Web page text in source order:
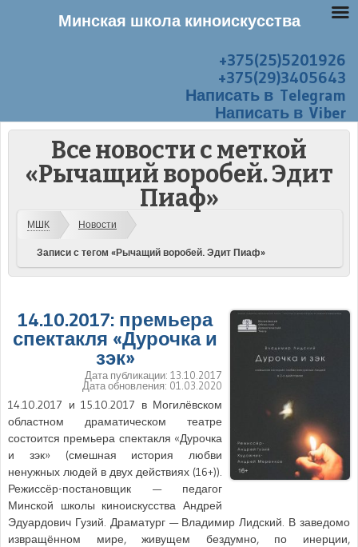
+375(25)5201926
+375(29)3405643
Написать в Telegram
Написать в Viber
Все новости с меткой
«Рычащий воробей. Эдит
Пиаф»
МШК Новости
Записи с тегом «Рычащий воробей. Эдит Пиаф»
14.10.2017: премьера
спектакля «Дурочка и
зэк»
Дата публикации: 13.10.2017
Дата обновления: 01.03.2020
14.10.2017 и 15.10.2017 в Могилёвском
областном драматическом театре
состоится премьера спектакля «Дурочка
и зэк» (смешная история любви
ненужных людей в двух действиях (16+)).
Режиссёр-постановщик — педагог
Минской школы киноискусства Андрей
Эдуардович Гузий. Драматург — Владимир Лидский. В заведомо
извращённом мире, живущем бездумно, по инерции,
Минская школа киноискусства